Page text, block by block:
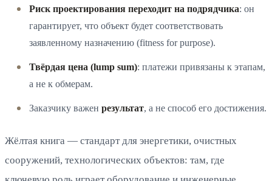
Риск проектирования переходит на подрядчика: он
гарантирует, что объект будет соответствовать
заявленному назначению (fitness for purpose).
Твёрдая цена (lump sum): платежи привязаны к этапам,
а не к обмерам.
Заказчику важен результат, а не способ его достижения.
Жёлтая книга — стандарт для энергетики, очистных
сооружений, технологических объектов: там, где